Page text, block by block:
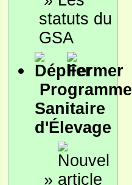
statuts du
GSA
Programme
Sanitaire
d'Élevage
»